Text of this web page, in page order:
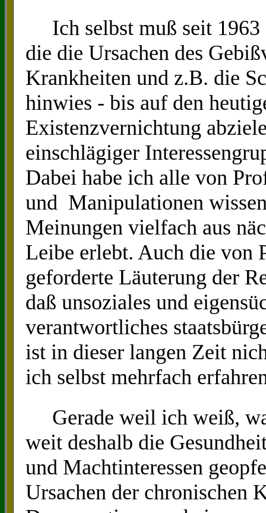
Ich selbst muß seit 1963
die die Ursachen des
Krankheiten und z.B. die
hinwies - bis auf den
Existenzvernichtung
einschlägiger
Dabei habe ich alle von
und Manipulationen
Meinungen vielfach aus
Leibe erlebt. Auch die von
geforderte Läuterung der
daß unsoziales und
verantwortliches
ist in dieser langen Zeit
ich selbst mehrfach
Gerade weil ich weiß,
weit deshalb die
und Machtinteressen
Ursachen der chronischen